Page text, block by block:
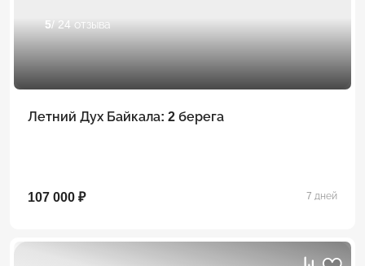
5/ 24 отзыва
Летний Дух Байкала: 2 берега
107 000 ₽ 7 дней